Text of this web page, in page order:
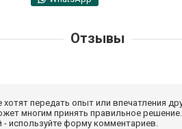
Отзывы
передать опыт или впечатления
многим принять правильное
используйте форму комментариев.